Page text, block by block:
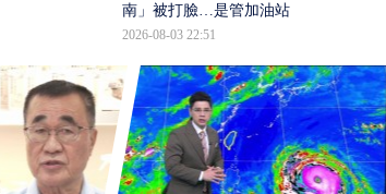
南」被打臉…是管加油站
2026-08-03 22:51